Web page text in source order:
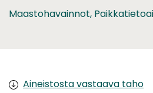
Maastohavainnot,
Aineistosta vastaava taho